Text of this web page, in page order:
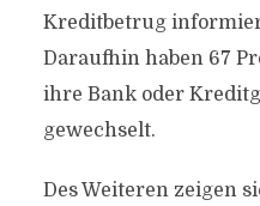
Kreditbetrug
Daraufhin haben 67
ihre Bank oder
gewechselt.
Des Weiteren zeigen